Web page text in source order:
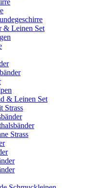
& Leinen Set
& Leinen Set
Strass
Strass